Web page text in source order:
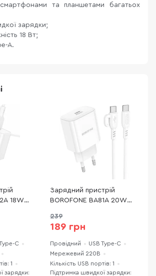
та планшетами багатьох
зарядки;
18 Вт;
A.
18W
C
1
зарядки:
Зарядний пристрій
BOROFONE BA81A 20W
C (6941991108204)
239
189 грн
Провідний
USB Type-C
Мережевий 220В
Кількість USB портів: 1
Підтримка швидкої зарядки: